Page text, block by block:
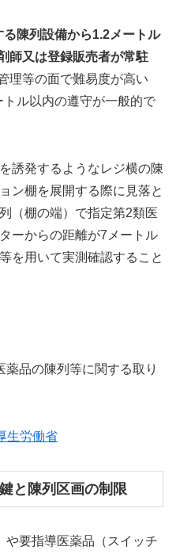
陳列設備から1.2メートル
師又は登録販売者が常駐
理等の面で難易度が高い
ル以内の遵守が一般的で
誘発するようなレジ横の陳
ン棚を展開する際に見落と
（棚の端）で指定第2類医
ーからの距離が7メートル
を用いて実測確認すること
薬品の陳列等に関する取り
生労働省
と陳列区画の制限
や要指導医薬品（スイッチ